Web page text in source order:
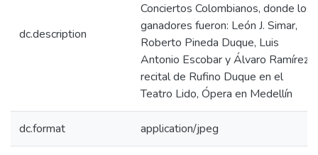
dc.description
Conciertos Colombianos, donde los
ganadores fueron: León J. Simar,
Roberto Pineda Duque, Luis
Antonio Escobar y Álvaro Ramírez;
recital de Rufino Duque en el
Teatro Lido, Ópera en Medellín
dc.format application/jpeg